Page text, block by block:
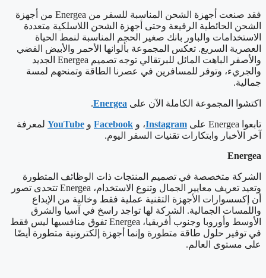
فقد صنعت أجهزة الشحن المناسبة للسفر من Energea من أجهزة
الشحن الحائطية الرفيعة وحتى أجهزة الشحن اللاسلكية متعددة
الاستخدامات والباور بانك صغير الحجم المناسبة لنمط الحياة
العصرية السريع. تعكس المجموعة بألوانها الأحمر والأبيض الفضي
والأصفر الباهت المائل للبرتقالي توجه تصميم Energea الجديد
والجريء، وتوفر للمسافرين في عصرنا الطاقة وتمنحهم لمسة
جمالية.
اكتشوا المجموعة الكاملة الآن على Energea
.
تابعوا Energea على Instagram، و Facebook و YouTube لمعرفة
آخر الأخبار وابتكارات تقنيات السفر اليوم.
Energea
الشركة متخصصة في تصميم المنتجات ذات الوظائف المتطورة
وتعيد تعريف معايير الجمال وتنوع الاستخدام، Energea تتحدى تصور
أن إكسسوارات الأجهزة التقنية عملية فقط وخالية من الإبداع
واللمسات الجمالية. الشركة لها تواجد راسخ في آسيا والشرق
الأوسط وأوروبا وجنوب أفريقيا، Energea تفوق منافسيها ليس فقط
في توفير حلول طاقة متطورة وإنما أجهزة إلكترونية متطورة أيضًا
على مستوى العالم.